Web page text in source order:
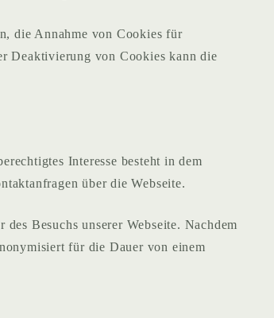
die Annahme von Cookies für
Deaktivierung von Cookies kann die
Interesse besteht in dem
über die Webseite.
Besuchs unserer Webseite. Nachdem
für die Dauer von einem